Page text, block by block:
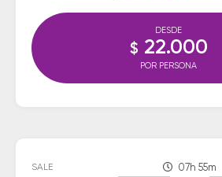
DESDE
$ 22.000
POR PERSONA
SALE 07h 55m